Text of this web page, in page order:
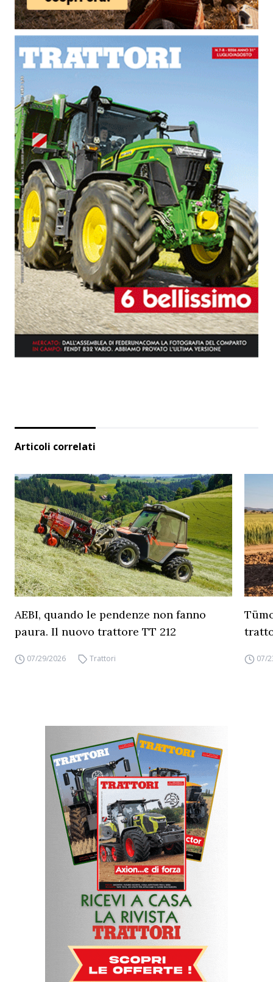
Articoli correlati
AEBI, quando le pendenze non fanno
paura. Il nuovo trattore TT 212
07/29/2026 Trattori 07/